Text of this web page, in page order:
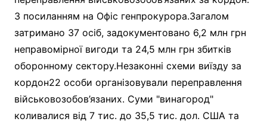
З посиланням на Офіс генпрокурора.Загалом
затримано 37 осіб, задокументовано 6,2 млн грн
неправомірної вигоди та 24,5 млн грн збитків
оборонному сектору.Незаконні схеми виїзду за
кордон22 особи організовували переправлення
військовозобов’язаних. Суми "винагород"
коливалися від 7 тис. до 35,5 тис. дол. США та